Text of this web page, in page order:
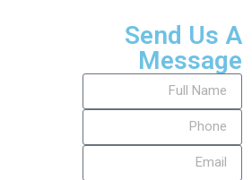
Send Us A
Message